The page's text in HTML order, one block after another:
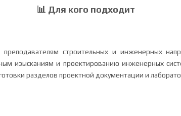
📊 Для кого подходит
строительных и инженерных
изысканиям и проектированию инженерных
разделов проектной документации и